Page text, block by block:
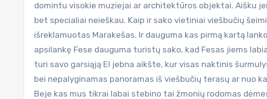
domintu visokie muziejai ar architektūros objektai. Aišku
bet specialiai neieškau. Kaip ir sako vietiniai viešbučių
išreklamuotas Marakešas. Ir dauguma kas pirmą kartą
apsilankę Fese dauguma turistų sako, kad Fesas jiems
turi savo garsiąją El jebna aikšte, kur visas naktinis
bei nepalyginamas panoramas iš viešbučių terasų ar nuo
Beje kas mus tikrai labai stebino tai žmonių rodomas